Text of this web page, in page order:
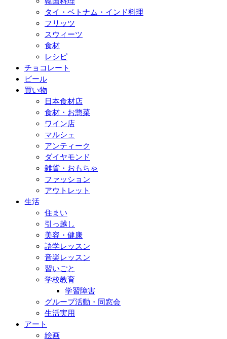
タイ・ベトナム・インド料理
フリッツ
スウィーツ
食材
レシピ
チョコレート
ビール
買い物
日本食材店
食材・お惣菜
ワイン店
マルシェ
アンティーク
ダイヤモンド
雑貨・おもちゃ
ファッション
アウトレット
生活
住まい
引っ越し
美容・健康
語学レッスン
音楽レッスン
習いごと
学校教育
学習障害
グループ活動・同窓会
生活実用
アート
絵画